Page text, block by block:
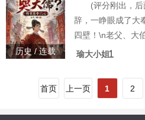
桃源，威压诸子
高手纷纷来帮，让
团重重的夺嫡路
历史 / 连载
(评分刚出，
辞，一睁眼成了大
四壁！\n老父、大
亲、姐姐辛苦织布
付诗会！一两银子
瑜大小姐1
首页 上一页 1 2